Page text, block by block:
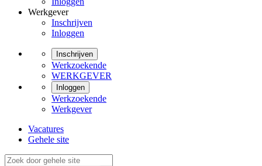
Werkgever
Inschrijven
Inloggen
Inschrijven
Werkzoekende
WERKGEVER
Inloggen
Werkzoekende
Werkgever
Vacatures
Gehele site